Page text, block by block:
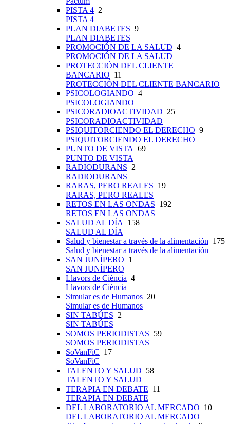
PISTA 4 2
PISTA 4
PLAN DIABETES 9
PLAN DIABETES
PROMOCIÓN DE LA SALUD 4
PROMOCIÓN DE LA SALUD
PROTECCIÓN DEL CLIENTE
BANCARIO 11
PROTECCIÓN DEL CLIENTE BANCARIO
PSICOLOGIANDO 4
PSICOLOGIANDO
PSICORADIOACTIVIDAD 25
PSICORADIOACTIVIDAD
PSIQUITORCIENDO EL DERECHO 9
PSIQUITORCIENDO EL DERECHO
PUNTO DE VISTA 69
PUNTO DE VISTA
RADIODURANS 2
RADIODURANS
RARAS, PERO REALES 19
RARAS, PERO REALES
RETOS EN LAS ONDAS 192
RETOS EN LAS ONDAS
SALUD AL DÍA
158
SALUD AL DÍA
Salud y bienestar a través de la alimentación 175
Salud y bienestar a través de la alimentación
SAN JUNÍPERO 1
SAN JUNÍPERO
Llavors de Ciència 4
Llavors de Ciència
Simular es de Humanos 20
Simular es de Humanos
SIN TABÚES 2
SIN TABÚES
SOMOS PERIODISTAS 59
SOMOS PERIODISTAS
SoVanFiC 17
SoVanFiC
TALENTO Y SALUD 58
TALENTO Y SALUD
TERAPIA EN DEBATE 11
TERAPIA EN DEBATE
DEL LABORATORIO AL MERCADO 10
DEL LABORATORIO AL MERCADO